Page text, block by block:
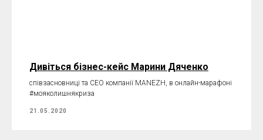
Дивіться бізнес-кейс Марини Дяченко
співзасновниці та СЕО компанії MANEZH, в онлайн-марафоні
#мояколишнякриза
21.05.2020